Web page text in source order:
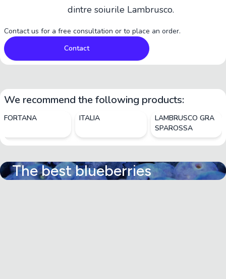
dintre soiurile Lambrusco.
Contact us for a free consultation or to place an order.
Contact
We recommend the following products:
FORTANA ITALIA
LAMBRUSCO GRA
SPAROSSA
The best blueberries